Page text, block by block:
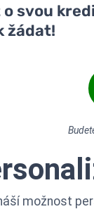
o svou
žádat!
možnost